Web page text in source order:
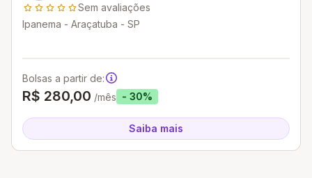
Sem avaliações
Ipanema - Araçatuba - SP
Bolsas a partir de:
R$ 280,00 /mês - 30%
Saiba mais